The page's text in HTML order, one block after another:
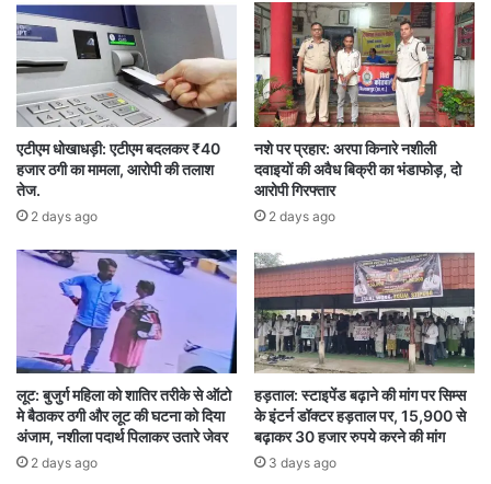
गया है कि वो ऐसी गतिविधियों से दूर रहे। डीईओ ने कहा है
कि कई प्रकरण ऐसे भी आये हैं, जहां शिक्षकों की तरफ से
रैली प्रदर्शन के दौरान उपद्रव के लिए उकसाया गया है।
शिक्षकों की ऐसी गतिविधियों से उच्चाधिकारियों ने तीखी
नाराजगी जाहिर की है। पिछले दिनों कलेक्टर ने एसडीएम की
समीक्षा बैठक में भी इसे लेकर कड़े निर्देश दिये थे।डीईओ ने
शिक्षक दूर रहे। अगर ऐसे कार्यों में संलिप्तता पायी जाती है,
तो शिक्षक व कर्मचारियों के साथ-साथ संस्था प्रमुख के
खिलाफ भी कार्रवाई की जायेगी।
संशोधित आदेश में डीईओ ने लिखा है…
सन्दर्भित पत्र में आशिक संधोधन करते हुए केवल शिक्षकों/
एटीएम धोखाधड़ी: एटीएम बदलकर ₹40
हजार ठगी का मामला, आरोपी की तलाश
तेज.
2 days ago
नशे पर प्रहार: अरपा किनारे नशीली
दवाइयों की अवैध बिक्री का भंडाफोड़, दो
आरोपी गिरफ्तार
2 days ago
लूट: बुजुर्ग महिला को शातिर तरीके से ऑटो
मे बैठाकर ठगी और लूट की घटना को दिया
अंजाम, नशीला पदार्थ पिलाकर उतारे जेवर
2 days ago
हड़ताल: स्टाइपेंड बढ़ाने की मांग पर सिम्स
के इंटर्न डॉक्टर हड़ताल पर, 15,900 से
बढ़ाकर 30 हजार रुपये करने की मांग
3 days ago